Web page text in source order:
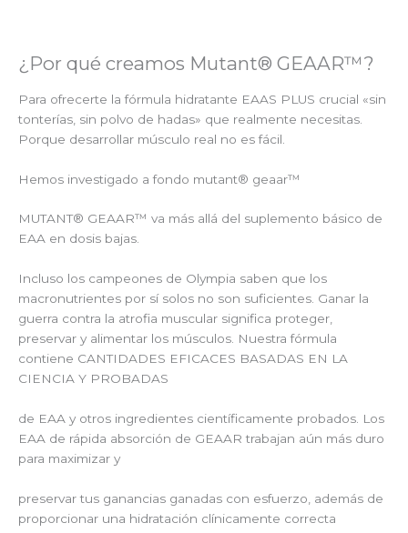
¿Por qué creamos Mutant®️ GEAAR™?
Para ofrecerte la fórmula hidratante EAAS PLUS crucial «sin
tonterías, sin polvo de hadas» que realmente necesitas.
Porque desarrollar músculo real no es fácil.
Hemos investigado a fondo mutant® geaar™
MUTANT® GEAAR™ va más allá del suplemento básico de
EAA en dosis bajas.
Incluso los campeones de Olympia saben que los
macronutrientes por sí solos no son suficientes. Ganar la
guerra contra la atrofia muscular significa proteger,
preservar y alimentar los músculos. Nuestra fórmula
contiene CANTIDADES EFICACES BASADAS EN LA
CIENCIA Y PROBADAS
de EAA y otros ingredientes científicamente probados. Los
EAA de rápida absorción de GEAAR trabajan aún más duro
para maximizar y
preservar tus ganancias ganadas con esfuerzo, además de
proporcionar una hidratación clínicamente correcta